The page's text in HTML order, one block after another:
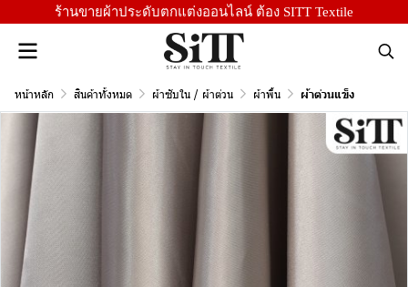
ร้านขายผ้าประดับตกแต่งออนไลน์ ต้อง SITT Textile
หน้าหลัก สินค้าทั้งหมด ผ้าซับใน / ผ้าต่วน ผ้าพื้น ผ้าต่วนแข็ง